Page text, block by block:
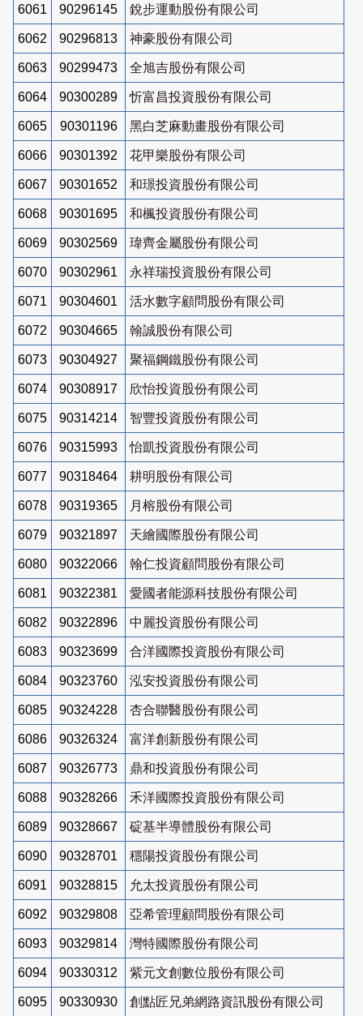
6061 90296145 銳步運動股份有限公司
6062 90296813 神豪股份有限公司
6063 90299473 全旭吉股份有限公司
6064 90300289 忻富昌投資股份有限公司
6065 90301196 黑白芝麻動畫股份有限公司
6066 90301392 花甲樂股份有限公司
6067 90301652 和璟投資股份有限公司
6068 90301695 和楓投資股份有限公司
6069 90302569 瑋齊金屬股份有限公司
6070 90302961 永祥瑞投資股份有限公司
6071 90304601 活水數字顧問股份有限公司
6072 90304665 翰誠股份有限公司
6073 90304927 聚福鋼鐵股份有限公司
6074 90308917 欣怡投資股份有限公司
6075 90314214 智豐投資股份有限公司
6076 90315993 怡凱投資股份有限公司
6077 90318464 耕明股份有限公司
6078 90319365 月榕股份有限公司
6079 90321897 天繪國際股份有限公司
6080 90322066 翰仁投資顧問股份有限公司
6081 90322381 愛國者能源科技股份有限公司
6082 90322896 中麗投資股份有限公司
6083 90323699 合洋國際投資股份有限公司
6084 90323760 泓安投資股份有限公司
6085 90324228 杏合聯醫股份有限公司
6086 90326324 富洋創新股份有限公司
6087 90326773 鼎和投資股份有限公司
6088 90328266 禾洋國際投資股份有限公司
6089 90328667 碇基半導體股份有限公司
6090 90328701 穩陽投資股份有限公司
6091 90328815 允太投資股份有限公司
6092 90329808 亞希管理顧問股份有限公司
6093 90329814 灣特國際股份有限公司
6094 90330312 紫元文創數位股份有限公司
6095 90330930 創點匠兄弟網路資訊股份有限公司